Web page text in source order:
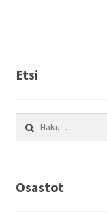
Etsi
Haku:
Osastot